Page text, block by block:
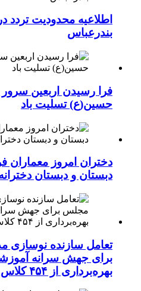
اطلاعیه محدودیت تردد
بندرعباس
فرا رسیدن اربعین سرور
حسین(ع) تسلیت باد
دختران امروز معماران
دبستان و دبستان
تعامل سازنده
برای جهش سرانه
بهره‌برداری از ۴۵۴ کلاس درس تا مهرماه